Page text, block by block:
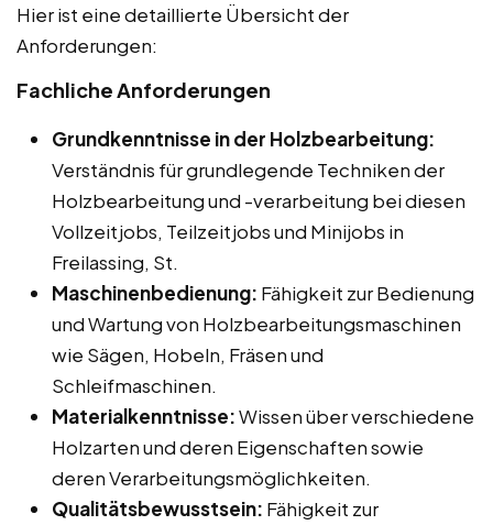
Hier ist eine detaillierte Übersicht der
Anforderungen:
Fachliche Anforderungen
Grundkenntnisse in der Holzbearbeitung:
Verständnis für grundlegende Techniken der
Holzbearbeitung und -verarbeitung bei diesen
Vollzeitjobs, Teilzeitjobs und Minijobs in
Freilassing, St.
Maschinenbedienung: Fähigkeit zur Bedienung
und Wartung von Holzbearbeitungsmaschinen
wie Sägen, Hobeln, Fräsen und
Schleifmaschinen.
Materialkenntnisse:Wissen über verschiedene
Holzarten und deren Eigenschaften sowie
deren Verarbeitungsmöglichkeiten.
Qualitätsbewusstsein: Fähigkeit zur